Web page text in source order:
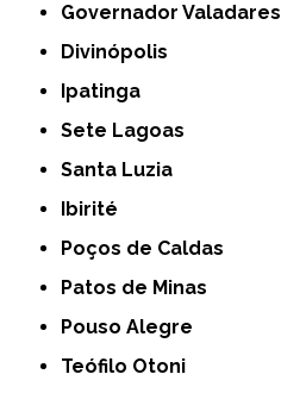
Governador Valadares
Divinópolis
Ipatinga
Sete Lagoas
Santa Luzia
Ibirité
Poços de Caldas
Patos de Minas
Pouso Alegre
Teófilo Otoni